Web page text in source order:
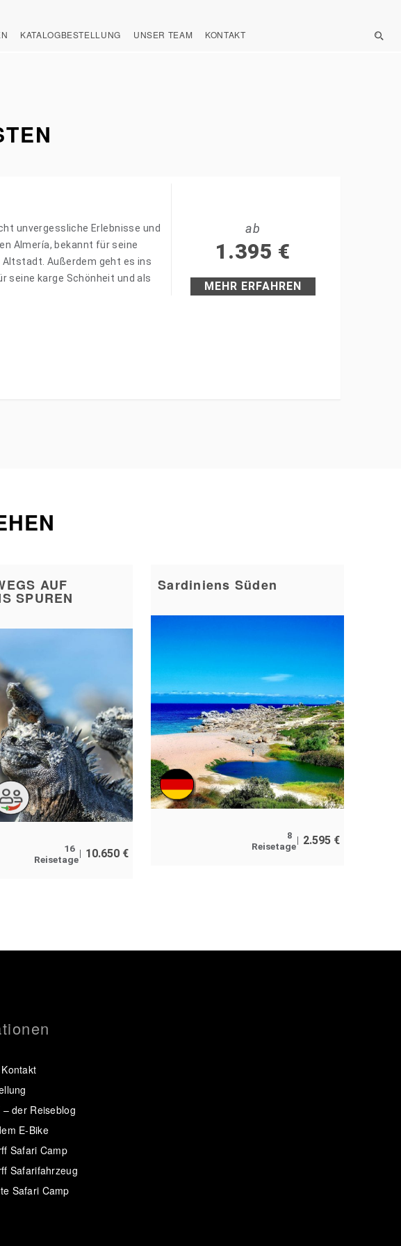
KATALOGBESTELLUNG UNSER TEAM KONTAKT
unvergessliche Erlebnisse und
Almería, bekannt für seine
Altstadt. Außerdem geht es ins
seine karge Schönheit und als
ab
1.395 €
MEHR ERFAHREN
AUF
SPUREN
16
Reisetage
10.650 €
Sardiniens Süden
8
Reisetage
2.595 €
der Reiseblog
E-Bike
Safari Camp
Safarifahrzeug
Safari Camp